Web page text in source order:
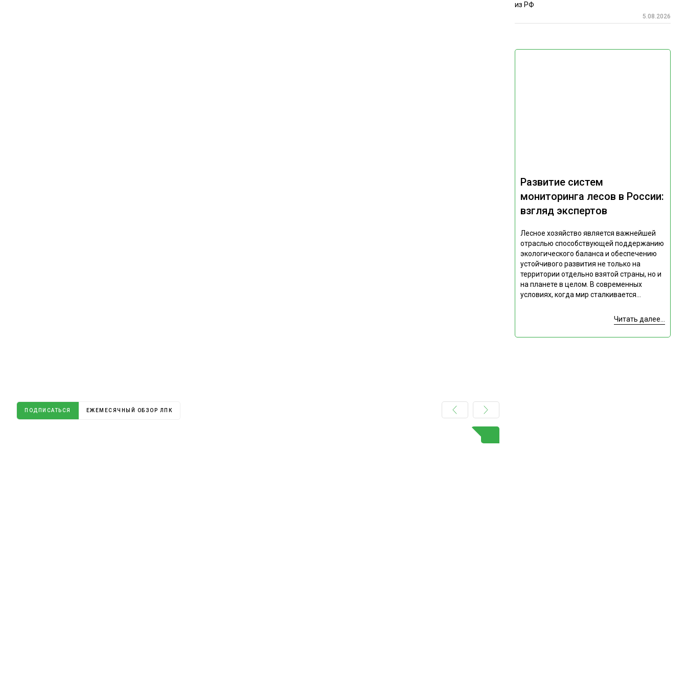
Развитие систем
мониторинга лесов в России:
взгляд экспертов
Лесное хозяйство является важнейшей
отраслью способствующей поддержанию
экологического баланса и обеспечению
устойчивого развития не только на
территории отдельно взятой страны, но и
на планете в целом. В современных
условиях, когда мир сталкивается...
Читать далее...
ПОДПИСАТЬСЯ ЕЖЕМЕСЯЧНЫЙ ОБЗОР ЛПК
из РФ
5.08.2026